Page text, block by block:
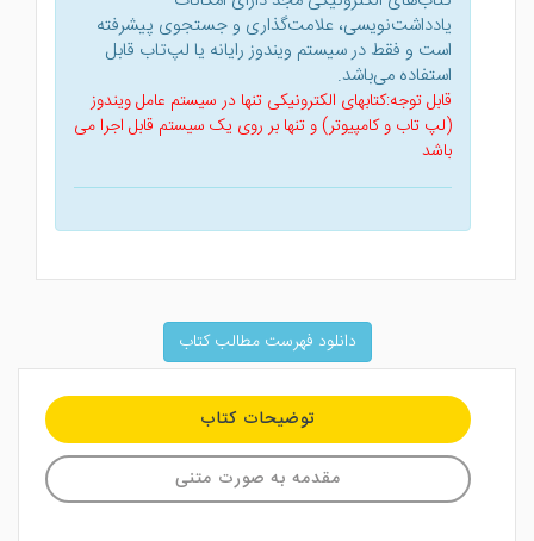
یادداشت‌نویسی، علامت‌گذاری و جستجوی پیشرفته
است و فقط در سیستم ویندوز رایانه یا لپ‌تاب قابل
استفاده می‌باشد.
قابل توجه:کتابهای الکترونیکی تنها در سیستم عامل ویندوز
(لپ تاب و کامپیوتر) و تنها بر روی یک سیستم قابل اجرا می
باشد
دانلود فهرست مطالب کتاب
توضیحات کتاب
مقدمه به صورت متنی